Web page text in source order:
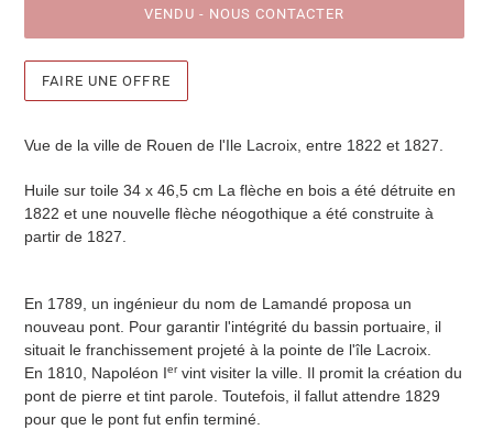
VENDU - NOUS CONTACTER
FAIRE UNE OFFRE
à
votre
sélection
Vue de la ville de Rouen de l'Ile Lacroix, entre 1822 et 1827.
Huile sur toile 34 x 46,5 cm La flèche en bois a été détruite en
1822 et une nouvelle flèche néogothique a été construite à
partir de 1827.
En 1789, un ingénieur du nom de Lamandé proposa un
nouveau pont. Pour garantir l'intégrité du bassin portuaire, il
situait le franchissement projeté à la pointe de l'île Lacroix.
En 1810, Napoléon Iervint visiter la ville. Il promit la création du
pont de pierre et tint parole. Toutefois, il fallut attendre 1829
pour que le pont fut enfin terminé.